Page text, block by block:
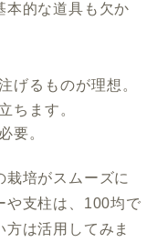
本的な道具も欠か
げるものが理想。
ちます。
要。
栽培がスムーズに
や支柱は、100均で
は活用してみま